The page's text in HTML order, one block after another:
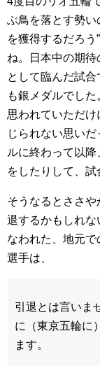
ぶ鳥を落とす勢い
を獲得するだろう
ね。日本中の期
として臨んだ試
も銀メダルでし
思われていただ
じられない思い
ルに終わって以
をしたりして、試
そうなるとささや
退するかもしれな
なわれた、地元
選手は、
引退とは言いま
に（東京五輪に
ます。